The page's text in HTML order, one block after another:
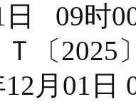
日 09时
2025
月01日